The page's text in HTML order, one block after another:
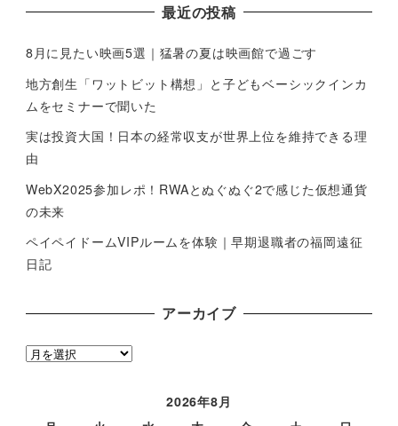
最近の投稿
8月に見たい映画5選｜猛暑の夏は映画館で過ごす
地方創生「ワットビット構想」と子どもベーシックインカ
ムをセミナーで聞いた
実は投資大国！日本の経常収支が世界上位を維持できる理
由
WebX2025参加レポ！RWAとぬぐぬぐ2で感じた仮想通貨
の未来
ペイペイドームVIPルームを体験｜早期退職者の福岡遠征
日記
アーカイブ
ア
2026年8月